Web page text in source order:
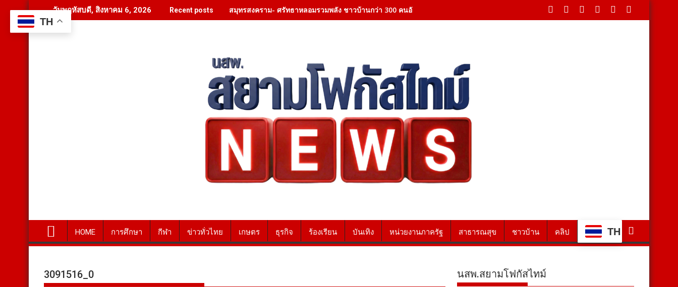
to
content
วันพฤหัสบดี, สิงหาคม 6, 2026 Recent posts สมุทรสงคราม- ศรัทธาหลอมรวมพลัง ชาวบ้านกว่า 300 คนอัญเชิญ แม่ตะเคียนยักษ์ ขึ้นวัด ฮือฮาเลขหางประทัดตรงกัน นักเสี่ยงโชคแห่กว้านซื้อเกลี้ย
ราชบุรี -ล่าปลาหมอคางดำ ฟื้นฟูระบบนิเวศ ลดการแพร่ระบาด
HOME การศึกษา กีฬา ข่าวทั่วไทย เกษตร ธุรกิจ ร้องเรียน บันเทิง หน่วยงานภาครัฐ สาธารณสุข ชาวบ้าน คลิป TH
3091516_0 นสพ.สยามโฟกัสไทม์
TH